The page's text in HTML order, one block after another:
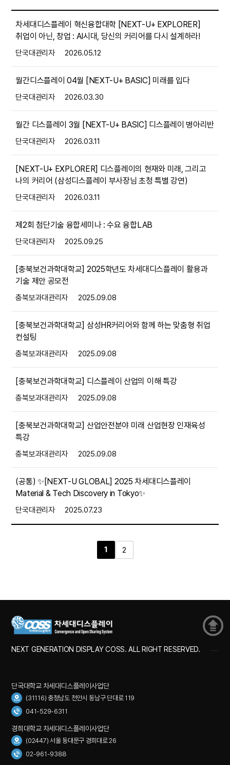
차세대디스플레이 혁신융합대학 [NEXT-U+ EXPLORER]
취업이 아닌, 창업 : AI시대, 당신의 커리어를 다시 설계하라!
단국대관리자 2026.05.12
월간디스플레이 04월 [NEXT-U+ BASIC] 미래를 입다
단국대관리자 2026.03.30
월간 디스플레이 3월 [NEXT-U+ BASIC] 디스플레이 병아리반
단국대관리자 2026.03.11
[NEXT-U+ EXPLORER] 디스플레이의 현재와 미래, 그리고
나의 커리어 (삼성디스플레이 부사장님 초청 특별 강연)
단국대관리자 2026.03.11
제2회 첨단기술 융합세미나 : 수요 융합LAB
단국대관리자 2025.09.25
[충북보건과학대학교] 2025학년도 차세대디스플레이 활용과
기술 제안 공모전
충북보과대관리자 2025.09.08
[충북보건과학대학교] 삼성HR커리어와 함께 하는 맞춤형 취업
컨설팅
충북보과대관리자 2025.09.08
[충북보건과학대학교] 디스플레이 산업의 이해 특강
충북보과대관리자 2025.09.08
[충북보건과학대학교] 산업안전분야 미래 산업현장 인재육성
특강
충북보과대관리자 2025.09.08
(공통) ✨️[NEXT-U GLOBAL] 2025 차세대디스플레이
Material & Tech Discovery in Tokyo✨️
단국대관리자 2025.07.23
1 2
NEXT GENERATION DISPLAY COSS. ALL RIGHT RESERVED.
단국대학교 차세대디스플레이사업단
(31116) 충청남도 천안시 동남구 단대로 119
041-529-6311
경희대학교 차세대디스플레이사업단
(02447) 서울 동대문구 경희대로 26
02-961-9388